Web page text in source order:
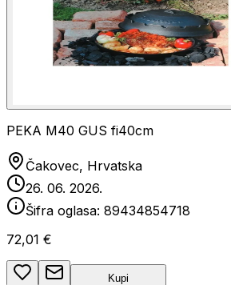
PEKA M40 GUS fi40cm
Čakovec, Hrvatska
26. 06. 2026.
Šifra oglasa: 89434854718
72,01 €
Kupi